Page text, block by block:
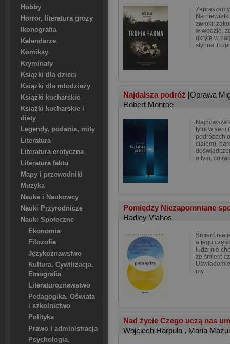
Hobby
Horror, literatura grozy
Ikonografia
Kalendarze
Komiksy
Kryminały
Ksiązki dla dzieci
Ksiązki dla młodzieży
Książki kucharskie
Książki kucharskie i
diety
Legendy, podania, mity
Literatura
Literatura erotyczna
Literatura faktu
Mapy i przewodniki
Muzyka
Nauka i Naukowcy
Nauki Przyrodnicze
Nauki Społeczne
Ekonomia
Filozofia
Językoznawstwo
Kultura. Cywilizacja.
Etnografia
Literaturoznawstwo
Pedagogika. Oświata
i szkolnictwo
Polityka
Prawo i administracja
Psychologia.
Na
zwłoki:
w wodzie,
ukryte w
słynna
Najdalsza podróż [Oprawa
Robert Monroe
Najnowsza
tytuł w serii
podróżach
ciałem),
o tym, co
Pomiędzy Niezapomniane
Hadley Vlahos
Śmierć nie
a jego
ludzi nie
że śmierć
my
Nad życie Czego uczą nas
Wojciech Harpula , Maria